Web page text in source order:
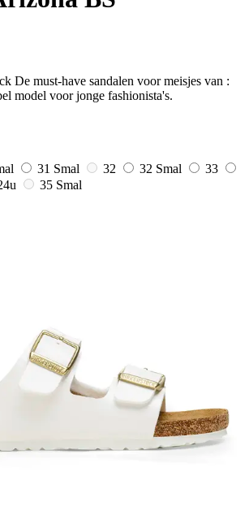
De must-have sandalen voor meisjes van :
model voor jonge fashionista's.
31 Smal 32 32 Smal
33
35 Smal